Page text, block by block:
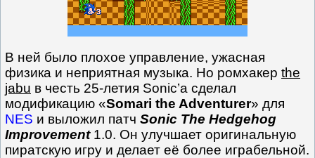
В ней было плохое управление, ужасная
физика и неприятная музыка. Но ромхакер the
jabu в честь 25-летия Sonic’а сделал
модификацию «Somari the Adventurer» для
NES и выложил патч Sonic The Hedgehog
Improvement1.0. Он улучшает оригинальную
пиратскую игру и делает её более играбельной.